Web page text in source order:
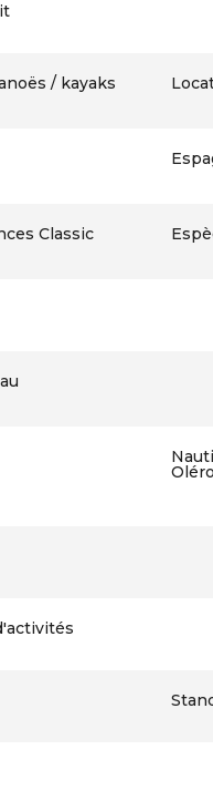
/ kayaks
Classic